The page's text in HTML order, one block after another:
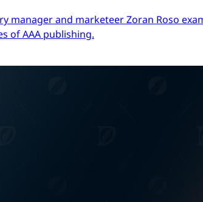
manager and marketeer Zoran Roso
of AAA publishing.